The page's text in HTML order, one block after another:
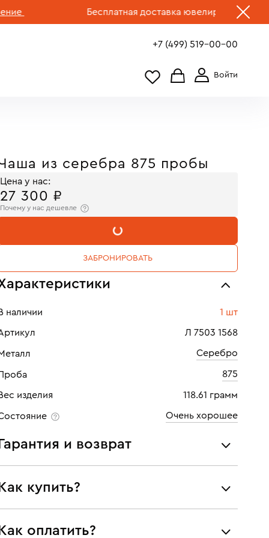
Бесплатная доставка ювелирных изделий по
+7 (499) 519-00-00
из серебра 875 пробы
Цена у нас:
27 300 ₽
Почему у нас дешевле
В КОРЗИНУ
ЗАБРОНИРОВАТЬ
наличии 1 шт
Л 7503 1568
Серебро
875
изделия 118.61 грамм
Очень хорошее
Гарантия и возврат
предоставляем следующие гарантии:
брендовых украшений;
юридической чистоты изделий
Как купить?
Как оплатить?